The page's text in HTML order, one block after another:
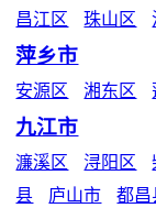
昌江区 珠山区
萍乡市
安源区 湘东区
九江市
濂溪区 浔阳区
县
庐山市 都昌